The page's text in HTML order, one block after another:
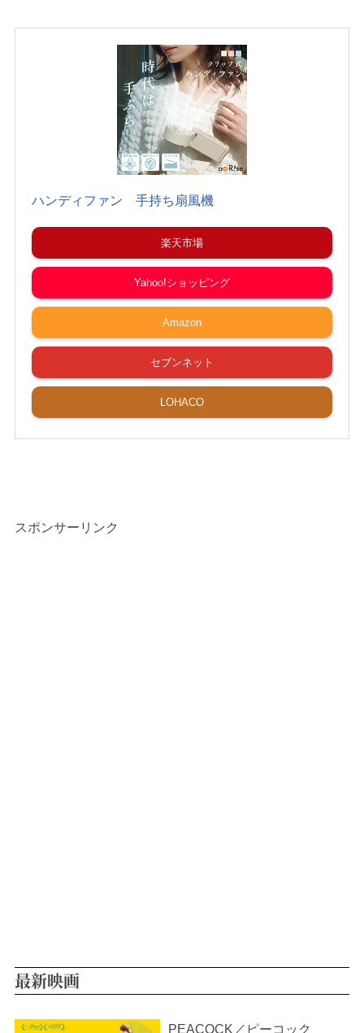
ハンディファン 手持ち扇風機
楽天市場
Yahoo!ショッピング
Amazon
セブンネット
LOHACO
スポンサーリンク
最新映画
PEACOCK／ピーコック